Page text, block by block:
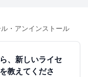
・アンインストール
、新しいライセ
教えてくださ